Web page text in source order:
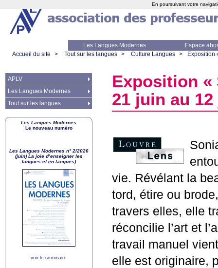
Les Langues Modernes
Espace
Accueil du site
> Tout sur les langues > Culture Langues > Exposition
Exposition «
21 juin au
vie. Révélant la
tord, étire ou
travers elles, elle
réconcilie l’art et
travail manuel
elle est originaire,
APLV
Les Langues Modernes
Tout sur les langues
Les Langues Modernes
Le nouveau numéro
Les Langues Modernes n° 2/2026
(juin) La joie d’enseigner les
langues et en langues)
voir le sommaire
En poursuivant votre